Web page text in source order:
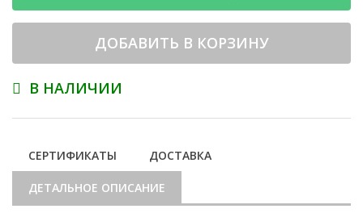
ДОБАВИТЬ В КОРЗИНУ
В НАЛИЧИИ
СЕРТИФИКАТЫ ДОСТАВКА
ДЕТАЛЬНОЕ ОПИСАНИЕ